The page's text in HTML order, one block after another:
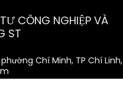
CÔNG NGHIỆP VÀ
ST
Chí Minh, TP Chí Linh,